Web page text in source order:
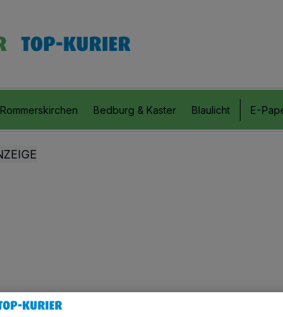
Rommerskirchen Bedburg & Kaster Blaulicht E-